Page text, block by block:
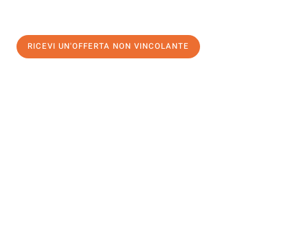
RICEVI UN'OFFERTA NON VINCOLANTE